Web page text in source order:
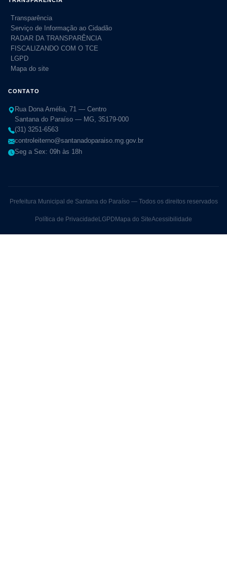
Transparência
Serviço de Informação ao Cidadão
RADAR DA TRANSPARÊNCIA
FISCALIZANDO COM O TCE
LGPD
Mapa do site
CONTATO
Rua Dona Amélia, 71 — Centro
Santana do Paraíso — MG, 35179-000
(31) 3251-6563
controleiterno@santanadoparaiso.mg.gov.br
Seg a Sex: 09h às 18h
Prefeitura Municipal de Santana do Paraíso — Todos os direitos reservados
Política de Privacidade LGPD Mapa do SiteAcessibilidade